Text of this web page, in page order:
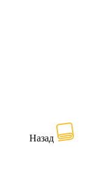
Назад